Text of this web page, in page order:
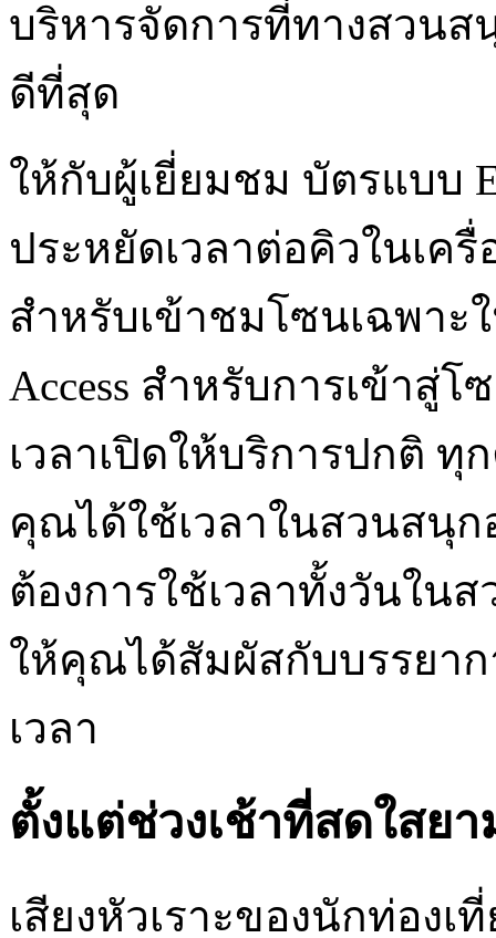
บริหารจัดการที่ทางสวน
ดีที่สุด
ให้กับผู้เยี่ยมชม บัตรแบบ
ประหยัดเวลาต่อคิวในเค
สำหรับเข้าชมโซนเฉพาะ
Access สำหรับการเข้าสู่โ
เวลาเปิดให้บริการปกติ ทุ
คุณได้ใช้เวลาในสวนสนุ
ต้องการใช้เวลาทั้งวันใน
ให้คุณได้สัมผัสกับบรรยา
เวลา
ตั้งแต่ช่วงเช้าที่สดใสย
เสียงหัวเราะของนักท่อง